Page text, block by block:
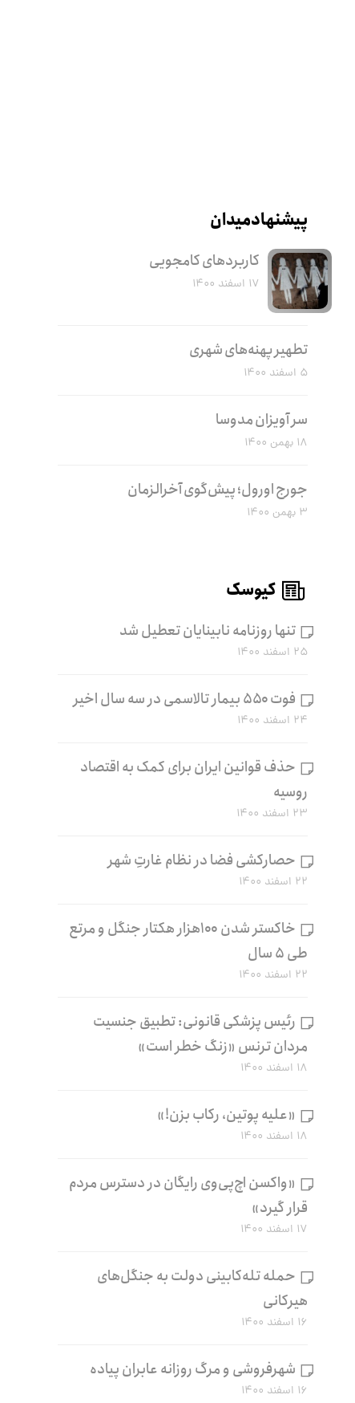
پیشنهاد میدان
کاربرد‌های کامجویی
۱۷ اسفند ۱۴۰۰
تطهیر پهنه‌های شهری
۵ اسفند ۱۴۰۰
سر آویزان مدوسا
۱۸ بهمن ۱۴۰۰
جورج اورول؛ پیش‌گوی آخرالزمان
۳ بهمن ۱۴۰۰
کیوسک
تنها روزنامه نابینایان تعطیل شد
۲۵ اسفند ۱۴۰۰
فوت ۵۵۰ بیمار تالاسمی در سه سال اخیر
۲۴ اسفند ۱۴۰۰
حذف قوانین ایران برای کمک به اقتصاد
روسیه
۲۳ اسفند ۱۴۰۰
حصارکشی فضا در نظام غارتِ شهر
۲۲ اسفند ۱۴۰۰
خاکستر شدن ۱۰۰هزار هکتار جنگل و مرتع
طی ۵ سال
۲۲ اسفند ۱۴۰۰
رئیس پزشکی قانونی: تطبیق جنسیت
مردان ترنس «زنگ خطر است»
۱۸ اسفند ۱۴۰۰
«علیه پوتین، رکاب بزن!»
۱۸ اسفند ۱۴۰۰
«واکسن اچ‌پی‌وی رایگان در دسترس مردم
قرار گیرد»
۱۷ اسفند ۱۴۰۰
حمله تله‌کابینی دولت به جنگل‌های
هیرکانی
۱۶ اسفند ۱۴۰۰
شهرفروشی و مرگ روزانه عابران پیاده
۱۶ اسفند ۱۴۰۰